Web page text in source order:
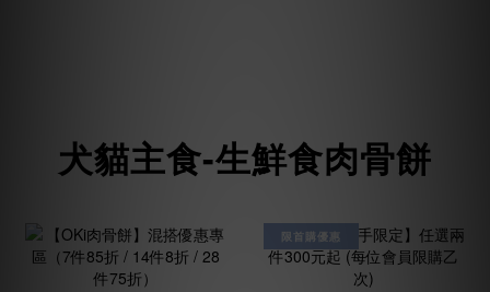
犬貓主食-生鮮食肉骨餅
限首購優惠